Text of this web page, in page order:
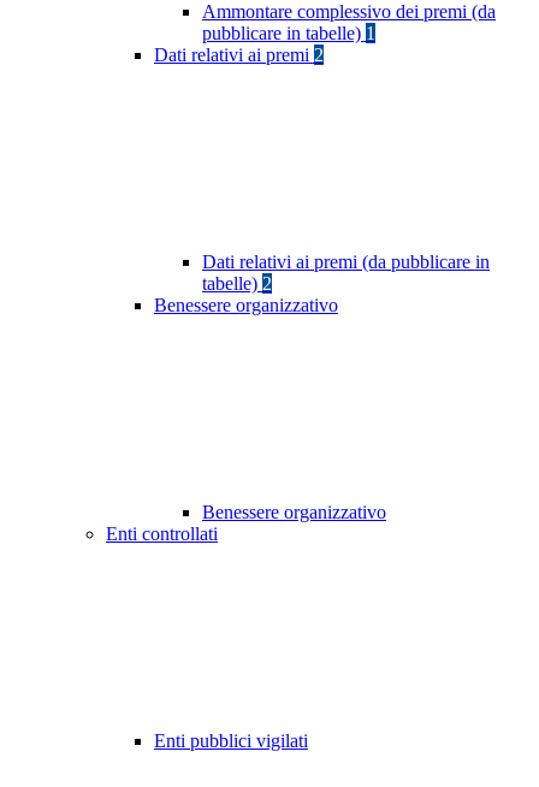
Ammontare complessivo dei premi (da
pubblicare in tabelle) 1
Dati relativi ai premi 2
Dati relativi ai premi (da pubblicare in
tabelle) 2
Benessere organizzativo
Benessere organizzativo
Enti controllati
Enti pubblici vigilati